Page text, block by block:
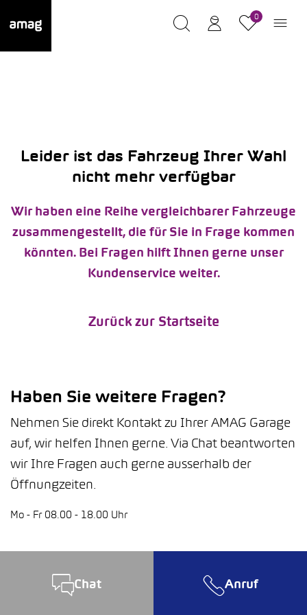
0
Leider ist das Fahrzeug Ihrer Wahl
nicht mehr verfügbar
Wir haben eine Reihe vergleichbarer Fahrzeuge
zusammengestellt, die für Sie in Frage kommen
könnten. Bei Fragen hilft Ihnen gerne unser
Kundenservice weiter.
Zurück zur Startseite
Haben Sie weitere Fragen?
Nehmen Sie direkt Kontakt zu Ihrer AMAG Garage
auf, wir helfen Ihnen gerne. Via Chat beantworten
wir Ihre Fragen auch gerne ausserhalb der
Öffnungzeiten.
Mo - Fr 08.00 - 18.00 Uhr
Chat Anruf